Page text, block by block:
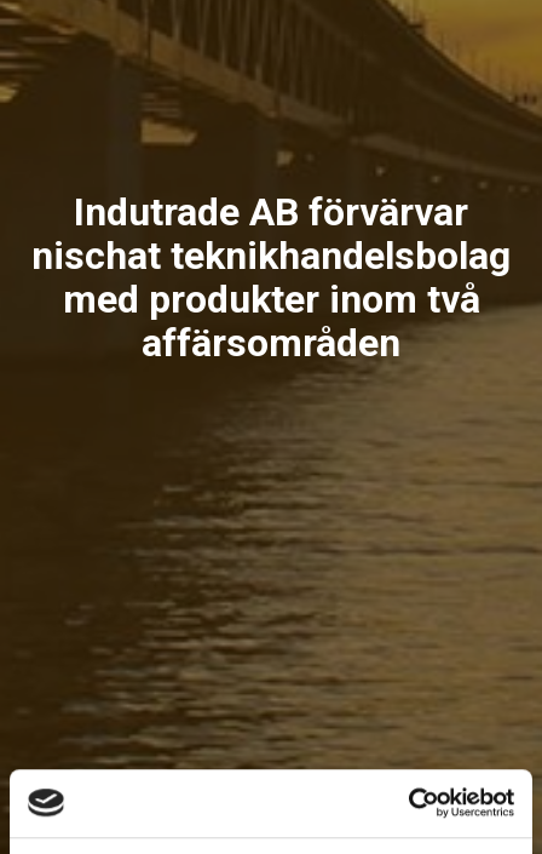
Indutrade AB förvärvar
nischat teknikhandelsbolag
med produkter inom två
affärsområden